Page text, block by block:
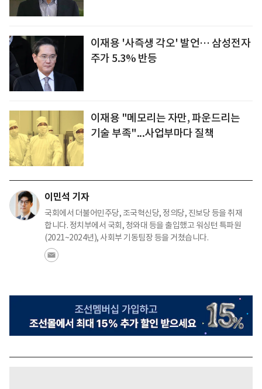
이재용 '사즉생 각오' 발언… 삼성전자
주가 5.3% 반등
이재용 "메모리는 자만, 파운드리는
기술 부족"...사업부마다 질책
이민석 기자
국회에서 더불어민주당, 조국혁신당, 정의당, 진보당 등을 취재
합니다. 정치부에서 국회, 청와대 등을 출입했고 워싱턴 특파원
(2021~2024년), 사회부 기동팀장 등을 거쳤습니다.